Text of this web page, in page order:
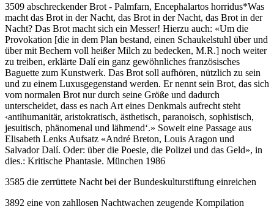
3509 abschreckender Brot - Palmfarn, Encephalartos horridus*Was
macht das Brot in der Nacht, das Brot in der Nacht, das Brot in der
Nacht? Das Brot macht sich ein Messer! Hierzu auch: «Um die
Provokation [die in dem Plan bestand, einen Schaukelstuhl über und
über mit Bechern voll heißer Milch zu bedecken, M.R.] noch weiter
zu treiben, erklärte Dalí ein ganz gewöhnliches französisches
Baguette zum Kunstwerk. Das Brot soll aufhören, nützlich zu sein
und zu einem Luxusgegenstand werden. Er nennt sein Brot, das sich
vom normalen Brot nur durch seine Größe und dadurch
unterscheidet, dass es nach Art eines Denkmals aufrecht steht
‹antihumanitär, aristokratisch, ästhetisch, paranoisch, sophistisch,
jesuitisch, phänomenal und lähmend‘.» Soweit eine Passage aus
Elisabeth Lenks Aufsatz «André Breton, Louis Aragon und
Salvador Dalí. Oder: über die Poesie, die Polizei und das Geld», in
dies.: Kritische Phantasie. München 1986
3585 die zerrüttete Nacht bei der Bundeskulturstiftung einreichen
3892 eine von zahllosen Nachtwachen zeugende Kompilation